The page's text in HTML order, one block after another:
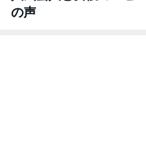
の声